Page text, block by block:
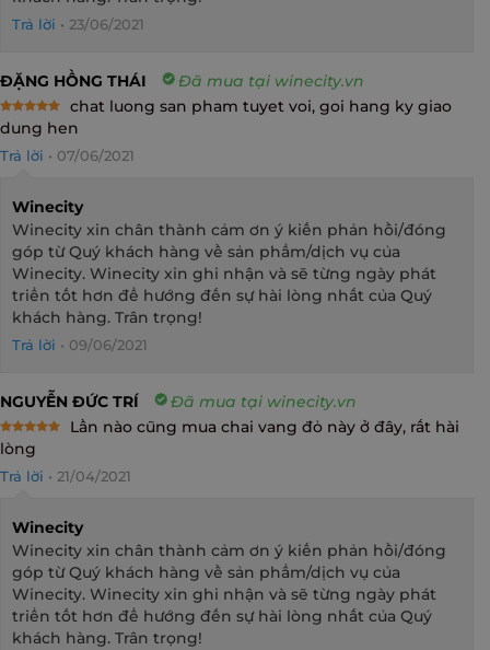
Trả lời • 23/06/2021
ĐẶNG HỒNG THÁI Đã mua tại winecity.vn
Rated5
out of 5
chat luong san pham tuyet voi, goi hang ky giao
dung hen
Trả lời • 07/06/2021
Winecity
Winecity xin chân thành cảm ơn ý kiến phản hồi/đóng
góp từ Quý khách hàng về sản phẩm/dịch vụ của
Winecity. Winecity xin ghi nhận và sẽ từng ngày phát
triển tốt hơn để hướng đến sự hài lòng nhất của Quý
khách hàng. Trân trọng!
Trả lời • 09/06/2021
NGUYỄN ĐỨC TRÍ Đã mua tại winecity.vn
Rated
out of 5
Lần nào cũng mua chai vang đỏ này ở đây, rất hài
lòng
Trả lời • 21/04/2021
Winecity
Winecity xin chân thành cảm ơn ý kiến phản hồi/đóng
góp từ Quý khách hàng về sản phẩm/dịch vụ của
Winecity. Winecity xin ghi nhận và sẽ từng ngày phát
triển tốt hơn để hướng đến sự hài lòng nhất của Quý
khách hàng. Trân trọng!